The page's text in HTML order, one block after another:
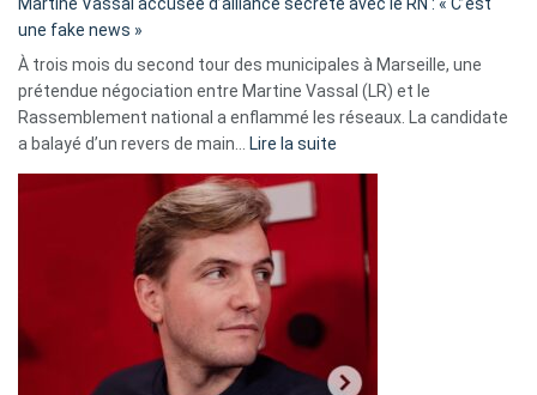
Algérie
une fake news »
À trois mois du second tour des municipales à Marseille, une
prétendue négociation entre Martine Vassal (LR) et le
Rassemblement national a enflammé les réseaux. La candidate
a balayé d’un revers de main…
Lire la suite
d’alliance
secrète